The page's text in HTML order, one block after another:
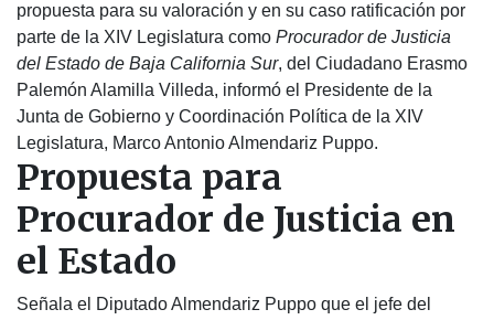
propuesta para su valoración y en su caso ratificación por
parte de la XIV Legislatura como Procurador de Justicia
del Estado de Baja California Sur, del Ciudadano Erasmo
Palemón Alamilla Villeda, informó el Presidente de la
Junta de Gobierno y Coordinación Política de la XIV
Legislatura, Marco Antonio Almendariz Puppo.
Propuesta para
Procurador de Justicia en
el Estado
Señala el Diputado Almendariz Puppo que el jefe del